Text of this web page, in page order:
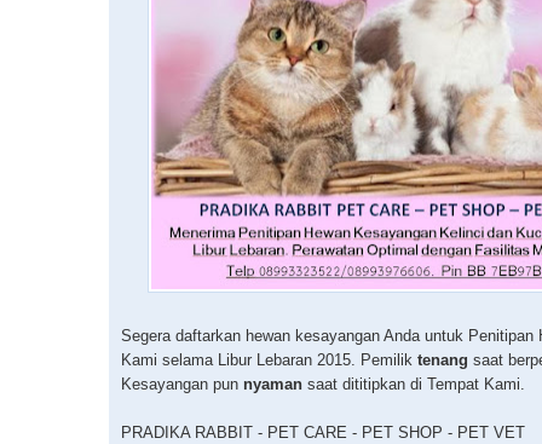
Segera daftarkan hewan kesayangan Anda untuk Penitipan
Kami selama Libur Lebaran 2015. Pemilik tenang saat
Kesayangan pun nyaman saat dititipkan di Tempat Kami.
PRADIKA RABBIT - PET CARE - PET SHOP - PET VET